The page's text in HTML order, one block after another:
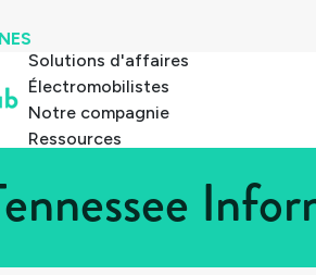
Solutions d'affaires
Électromobilistes
Notre compagnie
Ressources